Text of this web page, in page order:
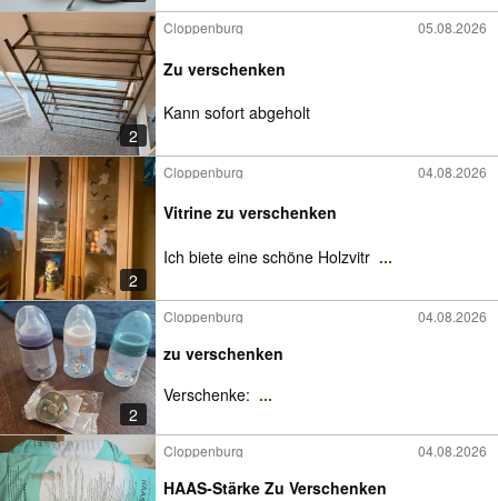
2
Cloppenburg 05.08.2026
Zu verschenken
Kann sofort abgeholt
2
Cloppenburg 04.08.2026
Vitrine zu verschenken
Ich biete eine schöne Holzvitr ...
2
Cloppenburg 04.08.2026
zu verschenken
Verschenke: ...
Cloppenburg 04.08.2026
HAAS-Stärke Zu Verschenken